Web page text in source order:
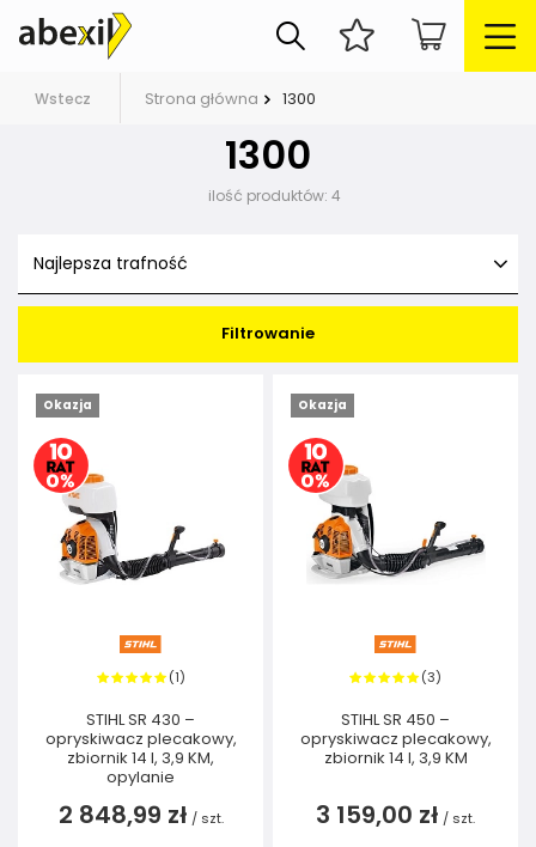
Wstecz Strona główna 1300
1300
ilość produktów: 4
Najlepsza trafność
Filtrowanie
Okazja
(1)
STIHL SR 430 –
opryskiwacz plecakowy,
zbiornik 14 l, 3,9 KM,
opylanie
2 848,99 zł / szt.
Okazja
(3)
STIHL SR 450 –
opryskiwacz plecakowy,
zbiornik 14 l, 3,9 KM
3 159,00 zł / szt.